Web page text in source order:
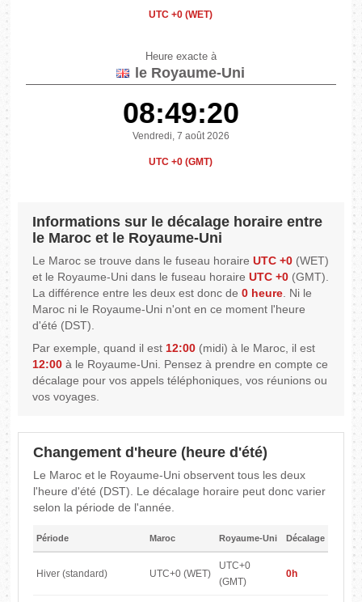
UTC +0 (WET)
Heure exacte à
le Royaume-Uni
08:49:20
Vendredi, 7 août 2026
UTC +0 (GMT)
Informations sur le décalage horaire entre
le Maroc et le Royaume-Uni
Le Maroc se trouve dans le fuseau horaireUTC +0 (WET)
et le Royaume-Uni dans le fuseau horaireUTC +0 (GMT).
La différence entre les deux est donc de0 heure. Ni le
Maroc ni le Royaume-Uni n'ont en ce moment l'heure
d'été (DST).
Par exemple, quand il est12:00 (midi) à le Maroc, il est
12:00 à le Royaume-Uni. Pensez à prendre en compte ce
décalage pour vos appels téléphoniques, vos réunions ou
vos voyages.
Changement d'heure (heure d'été)
Le Maroc et le Royaume-Uni observent tous les deux
l'heure d'été (DST). Le décalage horaire peut donc varier
selon la période de l'année.
Période Maroc Royaume-Uni Décalage
Hiver (standard) UTC+0 (WET)
UTC+0
(GMT)
0h